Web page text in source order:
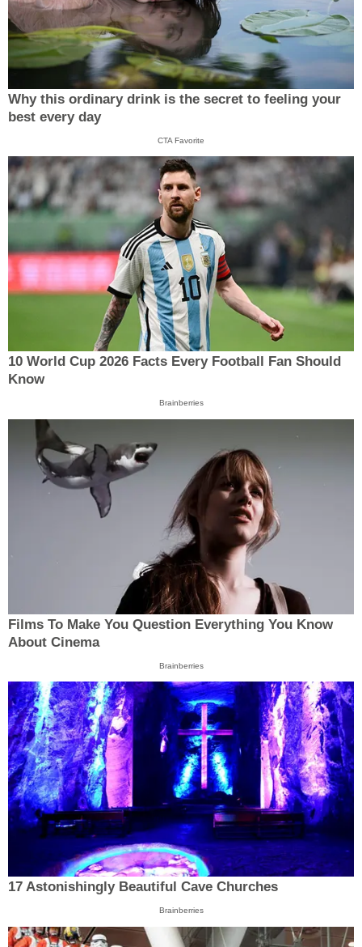
Why this ordinary drink is the secret to feeling your
best every day
CTA Favorite
10 World Cup 2026 Facts Every Football Fan Should
Know
Brainberries
Films To Make You Question Everything You Know
About Cinema
Brainberries
17 Astonishingly Beautiful Cave Churches
Brainberries